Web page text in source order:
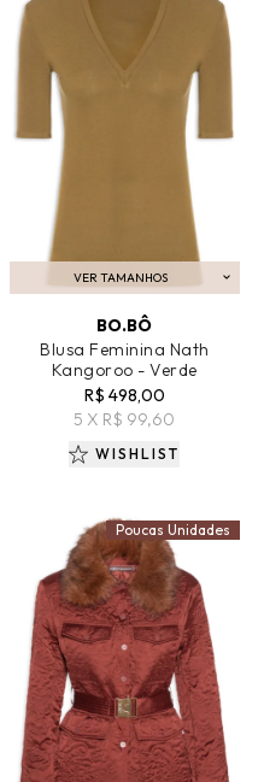
VER TAMANHOS
ADICIONAR AO CARRINHO
BO.BÔ
Blusa Feminina Nath
Kangoroo - Verde
R$ 498,00
5 X R$ 99,60
WISHLIST
Poucas Unidades